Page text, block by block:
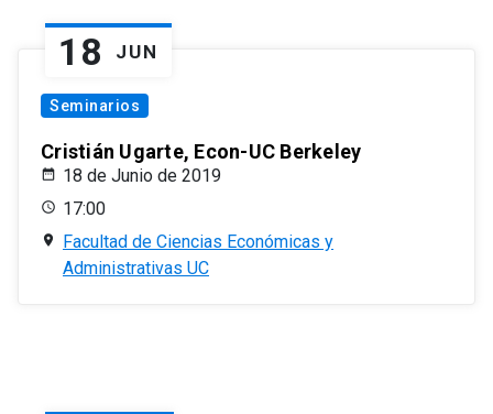
18 JUN
Seminarios
Cristián Ugarte, Econ-UC Berkeley
18 de Junio de 2019
17:00
Facultad de Ciencias Económicas y
Administrativas UC